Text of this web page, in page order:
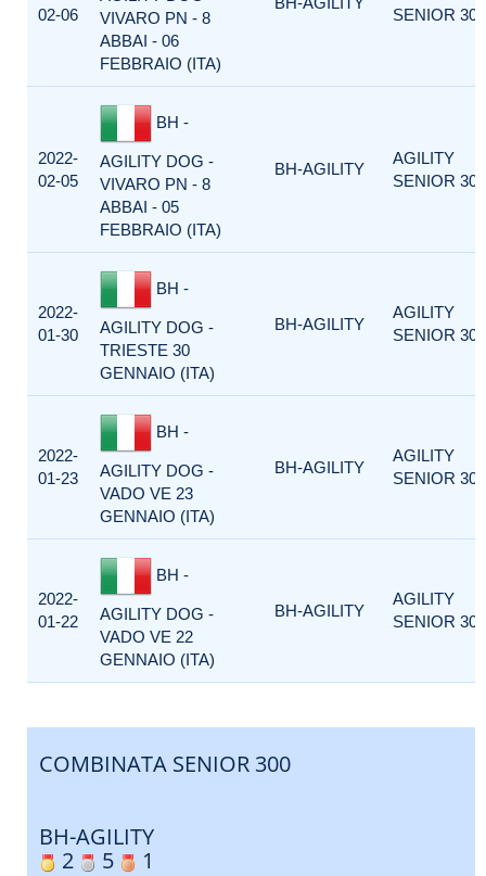
02-06
VIVARO PN - 8
ABBAI - 06
FEBBRAIO (ITA)
SENIOR 300
2022-
02-05
BH -
AGILITY DOG -
VIVARO PN - 8
ABBAI - 05
FEBBRAIO (ITA)
BH-AGILITY
AGILITY
SENIOR 300
2022-
01-30
BH -
AGILITY DOG -
TRIESTE 30
GENNAIO (ITA)
BH-AGILITY
AGILITY
SENIOR 300
2022-
01-23
BH -
AGILITY DOG -
VADO VE 23
GENNAIO (ITA)
BH-AGILITY
AGILITY
SENIOR 300
2022-
01-22
BH -
AGILITY DOG -
VADO VE 22
GENNAIO (ITA)
BH-AGILITY
AGILITY
SENIOR 300
COMBINATA SENIOR 300
BH-AGILITY
2
5 1